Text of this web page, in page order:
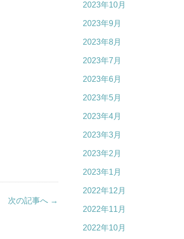
次の記事へ →
2023年10月
2023年9月
2023年8月
2023年7月
2023年6月
2023年5月
2023年4月
2023年3月
2023年2月
2023年1月
2022年12月
2022年11月
2022年10月